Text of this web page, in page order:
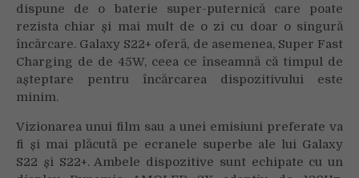
dispune de o baterie super-puternică care poate
rezista chiar și mai mult de o zi cu doar o singură
încărcare. Galaxy S22+ oferă, de asemenea, Super Fast
Charging de de 45W, ceea ce înseamnă că timpul de
așteptare pentru încărcarea dispozitivului este
minim.
Vizionarea unui film sau a unei emisiuni preferate va
fi și mai plăcută pe ecranele superbe ale lui Galaxy
S22 și S22+. Ambele dispozitive sunt echipate cu un